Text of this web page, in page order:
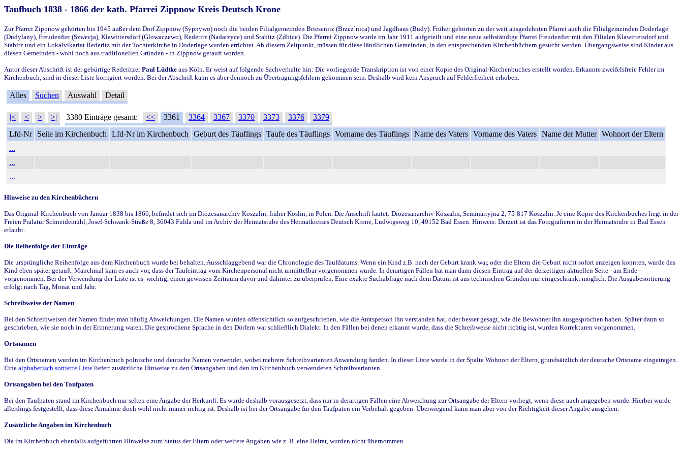
Taufbuch 1838 - 1866 der kath. Pfarrei Zippnow Kreis Deutsch Krone
Zur Pfarrei Zippnow gehörten bis 1945 außer dem Dorf Zippnow (Sypnywo) noch die beiden Filialgemeinden Briesenitz (Brzez`nica) und Jagdhaus (Budy). Früher gehörten zu der weit ausgedehnten Pfarrei auch die Filialgemeinden Doderlage
(Dudylany), Freudenfier (Szwecja), Klawittersdorf (Glowaczewo), Rederitz (Nadarzyce) und Stabitz (Zdbice). Die Pfarrei Zippnow wurde im Jahr 1911 aufgeteilt und eine neue selbständige Pfarrei Freudenfier mit den Filialen Klawittersdorf und
Stabitz und ein Lokalvikariat Rederitz mit der Tochterkirche in Doderlage wurden errichtet. Ab diesem Zeitpunkt, müssen für diese ländlichen Gemeinden, in den entsprechenden Kirchenbüchern gesucht werden. Übergangsweise sind Kinder aus
diesen Gemeinden - wohl noch aus traditionellen Gründen - in Zippnow getauft worden.
Autor dieser Abschrift ist der gebürtige RederitzerPaul Lüdtke aus Köln. Er weist auf folgende Sachverhalte hin: Die vorliegende Transkription ist von einer Kopie des Original-Kirchenbuches erstellt worden. Erkannte zweifelsfreie Fehler im
Kirchenbuch, sind in dieser Liste korrigiert worden. Bei der Abschrift kann es aber dennoch zu Übertragungsfehlern gekommen sein. Deshalb wird kein Anspruch auf Fehlerfreiheit erhoben.
Alles Suchen Auswahl Detail
|< < > >| 3380 Einträge gesamt: << 3361 3364 3367 3370 3373 3376
3379
Lfd-Nr
Seite im Kirchenbuch Lfd-Nr im Kirchenbuch Geburt des Täuflings Taufe des Täuflings Vorname des Täuflings Name des Vaters Vorname des Vaters Name der Mutter Wohnort der Eltern
...
...
...
Hinweise zu den Kirchenbüchern
Das Original-Kirchenbuch von Januar 1838 bis 1866, befindet sich im Diözesanarchiv Koszalin, früher Köslin, in Polen. Die Anschrift lautet: Diözesanarchiv Koszalin, Seminarryjna 2, 75-817 Koszalin. Je eine Kopie des Kirchenbuches liegt in der
Freien Prälatur Schneidemühl, Josef-Schwank-Straße 8, 36043 Fulda und im Archiv der Heimatstube des Heimatkreises Deutsch Krone, Ludwigsweg 10, 49152 Bad Essen. Hinweis: Derzeit ist das Fotografieren in der Heimatstube in Bad Essen
erlaubt.
Die Reihenfolge der Einträge
Die ursprüngliche Reihenfolge aus dem Kirchenbuch wurde bei behalten. Ausschlaggebend war die Chronologie des Taufdatums. Wenn ein Kind z.B. nach der Geburt krank war, oder die Eltern die Geburt nicht sofort anzeigen konnten, wurde das
Kind eben später getauft. Manchmal kam es auch vor, dass der Taufeintrag vom Kirchenpersonal nicht unmittelbar vorgenommen wurde. In derartigen Fällen hat man dann diesen Eintrag auf der derzeitigen aktuellen Seite - am Ende -
vorgenommen. Bei der Verwendung der Liste ist es wichtig, einen gewissen Zeitraum davor und dahinter zu überprüfen. Eine exakte Suchabfrage nach dem Datum ist aus technischen Gründen nur eingeschränkt möglich. Die Ausgabesortierung
erfolgt nach Tag, Monat und Jahr.
Schreibweise der Namen
Bei den Schreibweisen der Namen findet man häufig Abweichungen. Die Namen wurden offensichtlich so aufgeschrieben, wie die Amtsperson ihn verstanden hat, oder besser gesagt, wie die Bewohner ihn ausgesprochen haben. Später dann so
geschrieben, wie sie noch in der Erinnerung waren. Die gesprochene Sprache in den Dörfern war schließlich Dialekt. In den Fällen bei denen erkannt wurde, dass die Schreibweise nicht richtig ist, wurden Korrekturen vorgenommen.
Ortsnamen
Bei den Ortsnamen wurden im Kirchenbuch polnische und deutsche Namen verwendet, wobei mehrere Schreibvarianten Anwendung fanden. In dieser Liste wurde in der Spalte Wohnort der Eltern, grundsätzlich der deutsche Ortsname eingetragen.
Eine alphabetisch sortierte Liste liefert zusätzliche Hinweise zu den Ortsangaben und den im Kirchenbuch verwendeten Schreibvarianten.
Ortsangaben bei den Taufpaten
Bei den Taufpaten stand im Kirchenbuch nur selten eine Angabe der Herkunft. Es wurde deshalb vorausgesetzt, dass nur in derartigen Fällen eine Abweichung zur Ortsangabe der Eltern vorliegt, wenn diese auch angegeben wurde. Hierbei wurde
allerdings festgestellt, dass diese Annahme doch wohl nicht immer richtig ist. Deshalb ist bei der Ortsangabe für den Taufpaten ein Vorbehalt gegeben. Überwiegend kann man aber von der Richtigkeit dieser Angabe ausgehen.
Zusätzliche Angaben im Kirchenbuch
Die im Kirchenbuch ebenfalls aufgeführten Hinweise zum Status der Eltern oder weitere Angaben wie z. B. eine Heirat, wurden nicht übernommen.